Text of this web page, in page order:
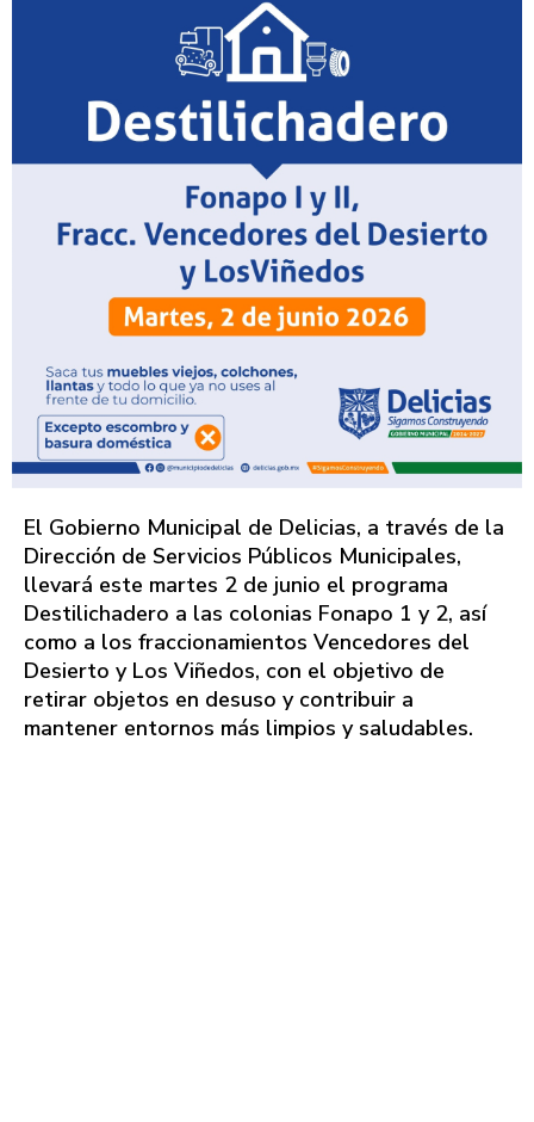
El Gobierno Municipal de Delicias, a través de la
Dirección de Servicios Públicos Municipales,
llevará este martes 2 de junio el programa
Destilichadero a las colonias Fonapo 1 y 2, así
como a los fraccionamientos Vencedores del
Desierto y Los Viñedos, con el objetivo de
retirar objetos en desuso y contribuir a
mantener entornos más limpios y saludables.